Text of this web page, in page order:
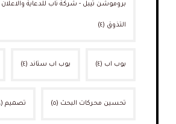
بروموشن تيبل - شركة ناب للدعاية
التذوق (٤)
بوب اب (٤) بوب اب ستاند(٤)
تحسين محركات البحث (٥) تصميم(١٨)